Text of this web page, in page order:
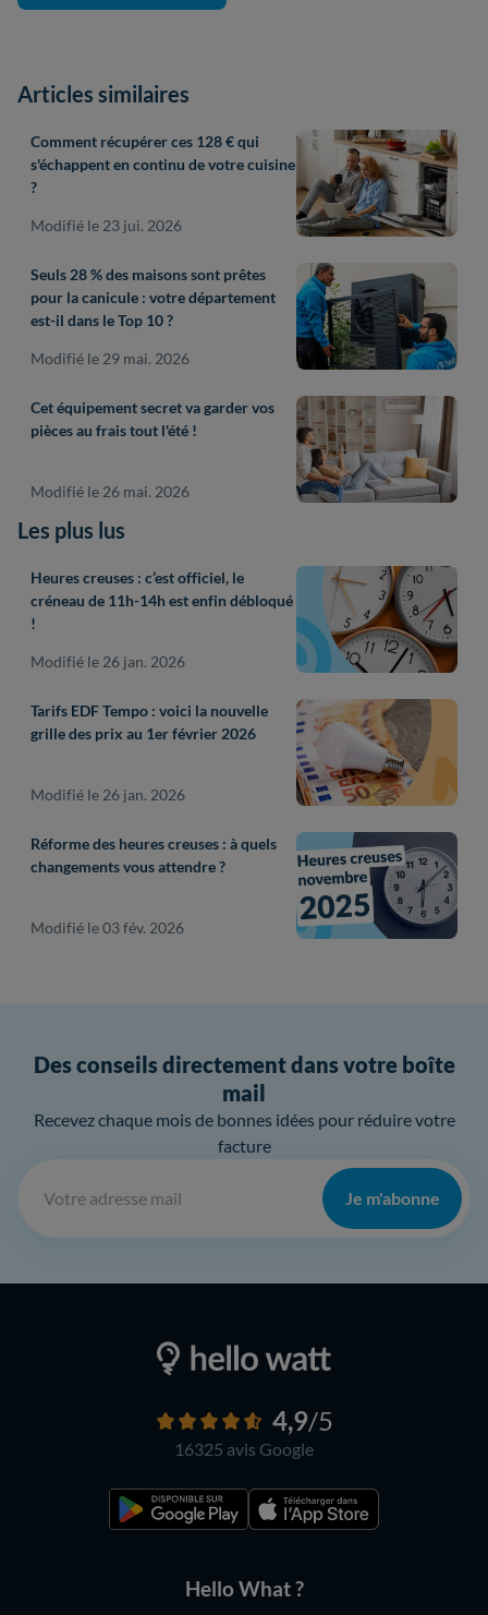
Articles similaires
Comment récupérer ces 128 € qui
s'échappent en continu de votre cuisine
?
Modifié le 23 jui. 2026
Seuls 28 % des maisons sont prêtes
pour la canicule : votre département
est-il dans le Top 10 ?
Modifié le 29 mai. 2026
Cet équipement secret va garder vos
pièces au frais tout l'été !
Modifié le 26 mai. 2026
Les plus lus
Heures creuses : c’est officiel, le
créneau de 11h-14h est enfin débloqué
!
Modifié le 26 jan. 2026
Tarifs EDF Tempo : voici la nouvelle
grille des prix au 1er février 2026
Modifié le 26 jan. 2026
Réforme des heures creuses : à quels
changements vous attendre ?
Modifié le 03 fév. 2026
Des conseils directement dans votre boîte
mail
Recevez chaque mois de bonnes idées pour réduire votre
facture
Je m'abonne
4,9/5
16325 avis Google
Hello What ?